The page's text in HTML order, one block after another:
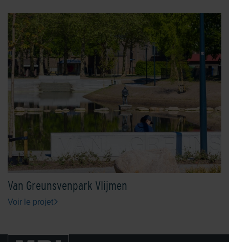
Van Greunsvenpark Vlijmen
Voir le projet